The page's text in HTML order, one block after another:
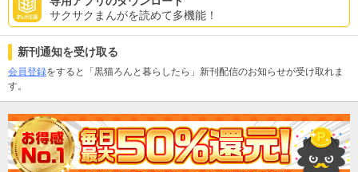
サクサクまんがを読めて多機能！
新刊通知を受け取る
会員登録をすると「黒猫ろんと暮らしたら」新刊配信のお知らせが受け取れま
す。